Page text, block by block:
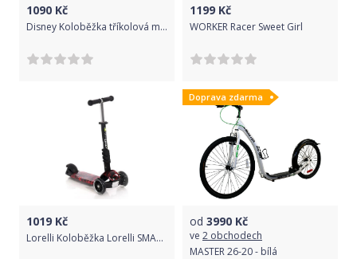
1090 Kč
Disney Koloběžka tříkolová mickey
1199 Kč
WORKER Racer Sweet Girl
1019 Kč
Lorelli Koloběžka Lorelli SMART RED FIRE
Doprava zdarma
od 3990 Kč
ve 2 obchodech
MASTER 26-20 - bílá